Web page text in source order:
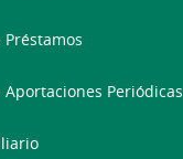
Periódicas